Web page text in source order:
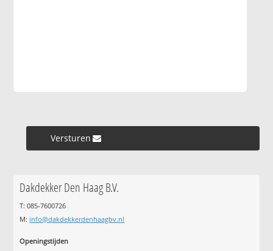
Versturen »
Dakdekker Den Haag B.V.
T: 085-7600726
M: info@dakdekkerdenhaagbv.nl
Openingstijden